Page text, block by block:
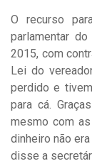
O recurso
parlamentar
2015, com
Lei do
perdido e
para cá.
mesmo com
dinheiro não
disse a